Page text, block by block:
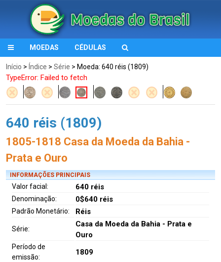
MOEDAS CÉDULAS
Início > Índice > Série > Moeda: 640 réis (1809)
TypeError: Failed to fetch
640 réis (1809)
1805-1818 Casa da Moeda da Bahia -
Prata e Ouro
INFORMAÇÕES PRINCIPAIS
Valor facial: 640 réis
Denominação: 0$640 réis
Padrão Monetário: Réis
Série:
Casa da Moeda da Bahia - Prata e
Ouro
Período de
emissão:
1809